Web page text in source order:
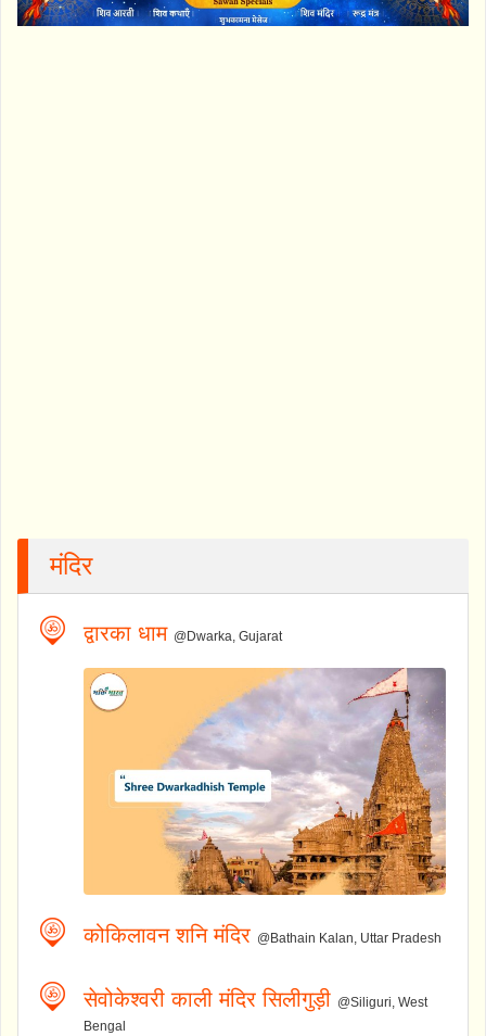
मंदिर
द्वारका धाम @Dwarka, Gujarat
कोकिलावन शनि मंदिर @Bathain Kalan, Uttar Pradesh
सेवोकेश्वरी काली मंदिर सिलीगुड़ी @Siliguri, West
Bengal